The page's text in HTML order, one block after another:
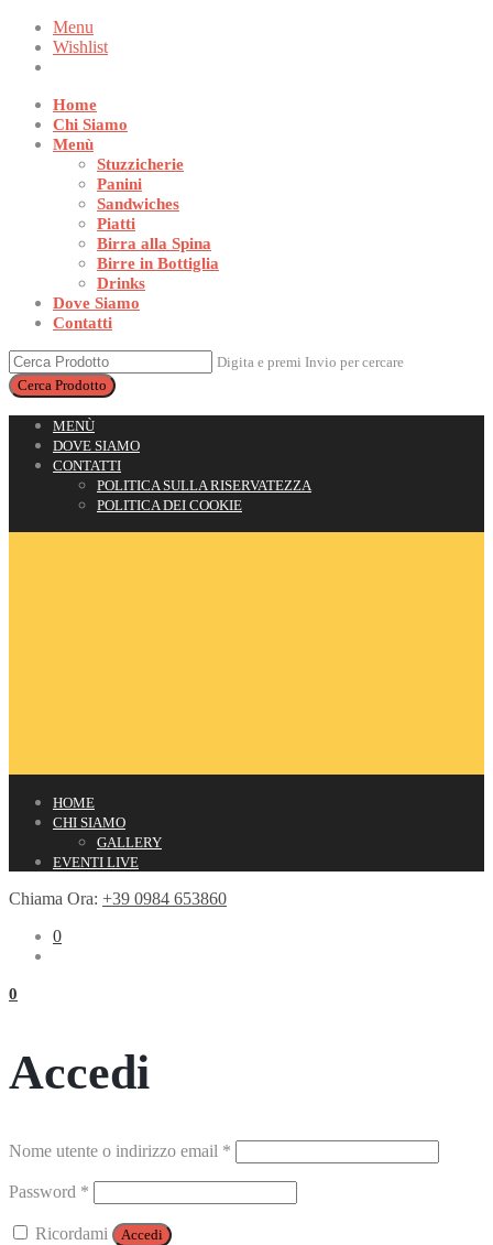
Menu
Wishlist
Home
Chi Siamo
Menù
Stuzzicherie
Panini
Sandwiches
Piatti
Birra alla Spina
Birre in Bottiglia
Drinks
Dove Siamo
Contatti
Digita e premi Invio per cercare
MENÙ
DOVE SIAMO
CONTATTI
POLITICA SULLA RISERVATEZZA
POLITICA DEI COOKIE
HOME
CHI SIAMO
GALLERY
EVENTI LIVE
Chiama Ora: +39 0984 653860
0
0
Accedi
Nome utente o indirizzo email *
Password *
Ricordami Accedi